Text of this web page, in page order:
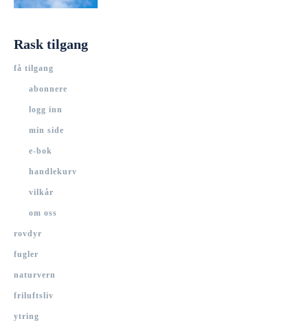
Rask tilgang
få tilgang
abonnere
logg inn
min side
e-bok
handlekurv
vilkår
om oss
rovdyr
fugler
naturvern
friluftsliv
ytring